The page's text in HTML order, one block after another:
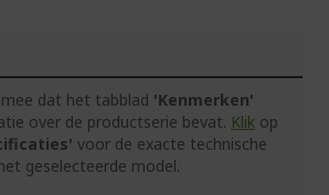
dat het tabblad 'Kenmerken'
over de productserie bevat. Klik op
voor de exacte technische
geselecteerde model.